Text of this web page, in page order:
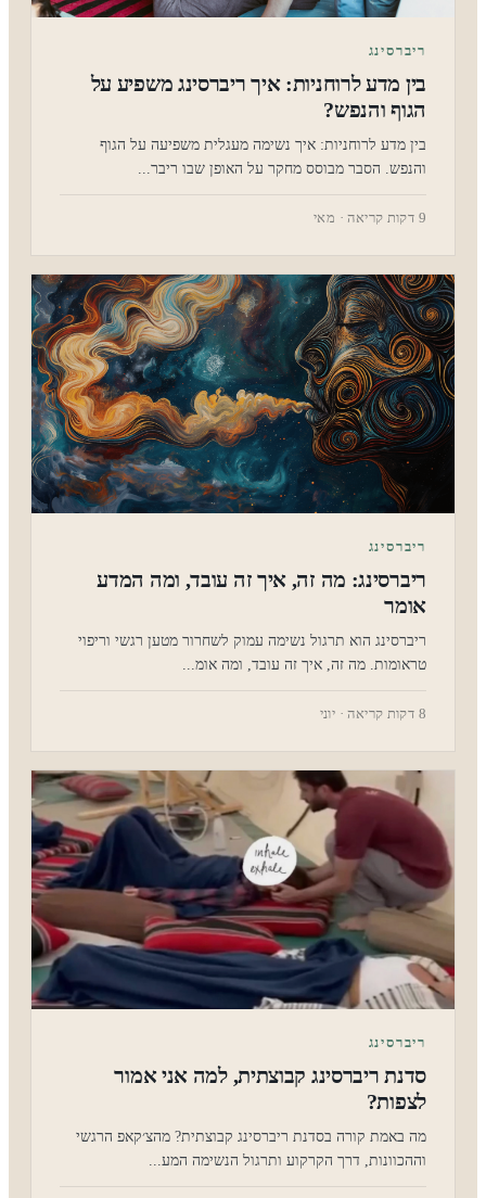
ריברסינג
בין מדע לרוחניות: איך ריברסינג משפיע על
הגוף והנפש?
בין מדע לרוחניות: איך נשימה מעגלית משפיעה על הגוף
והנפש. הסבר מבוסס מחקר על האופן שבו ריבר...
9 דקות קריאה · מאי
ריברסינג
​​ריברסינג: מה זה, איך זה עובד, ומה המדע
אומר
ריברסינג הוא תרגול נשימה עמוק לשחרור מטען רגשי וריפוי
טראומות. מה זה, איך זה עובד, ומה אומ...
8 דקות קריאה · יוני
ריברסינג
סדנת ריברסינג קבוצתית, למה אני אמור
לצפות?
מה באמת קורה בסדנת ריברסינג קבוצתית? מהצ׳קאפ הרגשי
וההכוונות, דרך הקרקוע ותרגול הנשימה המע...